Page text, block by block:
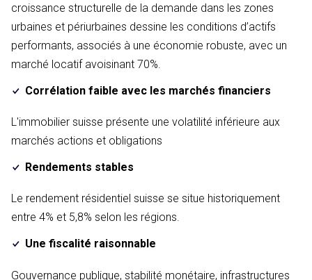
croissance structurelle de la demande dans les zones
urbaines et périurbaines dessine les conditions d’actifs
performants, associés à une économie robuste, avec un
marché locatif avoisinant 70%.
Corrélation faible avec les marchés financiers
L'immobilier suisse présente une volatilité inférieure aux
marchés actions et obligations
Rendements stables
Le rendement résidentiel suisse se situe historiquement
entre 4% et 5,8% selon les régions.
Une fiscalité raisonnable
Gouvernance publique, stabilité monétaire, infrastructures